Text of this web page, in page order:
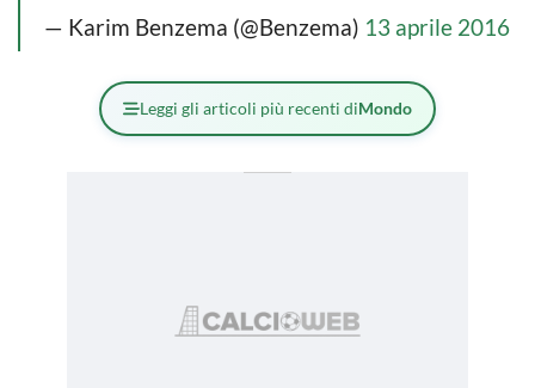
— Karim Benzema (@Benzema) 13 aprile 2016
Leggi gli articoli più recenti diMondo